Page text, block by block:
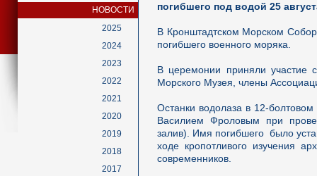
НОВОСТИ
2025
2024
2023
2022
2021
2020
2019
2018
2017
погибшего под водой 25
В Кронштадтском Морском
погибшего военного моряка.
В церемонии приняли участие
Морского Музея, члены
Останки водолаза в 12-
Василием Фроловым при
залив). Имя погибшего было
ходе кропотливого изучения
современников.